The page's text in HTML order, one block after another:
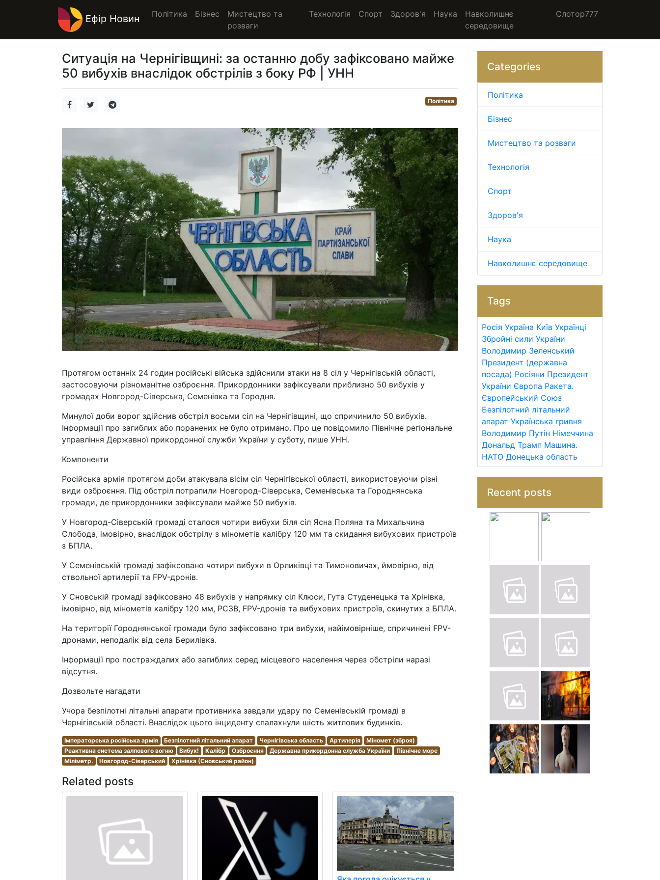
Ефір Новин Політика Бізнес
Мистецтво та
розваги
Технологія Спорт Здоров'я Наука
Навколишнє
середовище
Слотор777
Ситуація на Чернігівщині: за останню добу зафіксовано майже
50 вибухів внаслідок обстрілів з боку РФ | УНН
Політика
Протягом останніх 24 годин російські війська здійснили атаки на 8 сіл у Чернігівській області,
застосовуючи різноманітне озброєння. Прикордонники зафіксували приблизно 50 вибухів у
громадах Новгород-Сіверська, Семенівка та Городня.
Минулої доби ворог здійснив обстріл восьми сіл на Чернігівщині, що спричинило 50 вибухів.
Інформації про загиблих або поранених не було отримано. Про це повідомило Північне регіональне
управління Державної прикордонної служби України у суботу, пише УНН.
Компоненти
Російська армія протягом доби атакувала вісім сіл Чернігівської області, використовуючи різні
види озброєння. Під обстріл потрапили Новгород-Сіверська, Семенівська та Городнянська
громади, де прикордонники зафіксували майже 50 вибухів.
У Новгород-Сіверській громаді сталося чотири вибухи біля сіл Ясна Поляна та Михальчина
Слобода, імовірно, внаслідок обстрілу з мінометів калібру 120 мм та скидання вибухових пристроїв
з БПЛА.
У Семенівській громаді зафіксовано чотири вибухи в Орликівці та Тимоновичах, ймовірно, від
ствольної артилерії та FPV-дронів.
У Сновській громаді зафіксовано 48 вибухів у напрямку сіл Клюси, Гута Студенецька та Хрінівка,
імовірно, від мінометів калібру 120 мм, РСЗВ, FPV-дронів та вибухових пристроїв, скинутих з БПЛА.
На території Городнянської громади було зафіксовано три вибухи, найімовірніше, спричинені FPV-
дронами, неподалік від села Берилівка.
Інформації про постраждалих або загиблих серед місцевого населення через обстріли наразі
відсутня.
Дозвольте нагадати
Учора безпілотні літальні апарати противника завдали удару по Семенівській громаді в
Чернігівській області. Внаслідок цього інциденту спалахнули шість житлових будинків.
Імператорська російська армія Безпілотний літальний апарат Чернігівська область Артилерія
Міномет (зброя)
Реактивна система залпового вогню
Вибух! Калібр Озброєння Державна прикордонна служба України
Північне море
Міліметр.
Новгород-Сіверський Хрінівка (Сновський район)
Related posts
Categories
Політика
Бізнес
Мистецтво та розваги
Технологія
Спорт
Здоров'я
Наука
Навколишнє середовище
Tags
Росія Україна Київ Українці
Збройні сили України
Володимир Зеленський
Президент (державна
посада) Росіяни Президент
України Європа Ракета.
Європейський Союз
Безпілотний літальний
апарат Українська гривня
Володимир Путін Німеччина
Дональд Трамп Машина.
НАТО Донецька область
Recent posts